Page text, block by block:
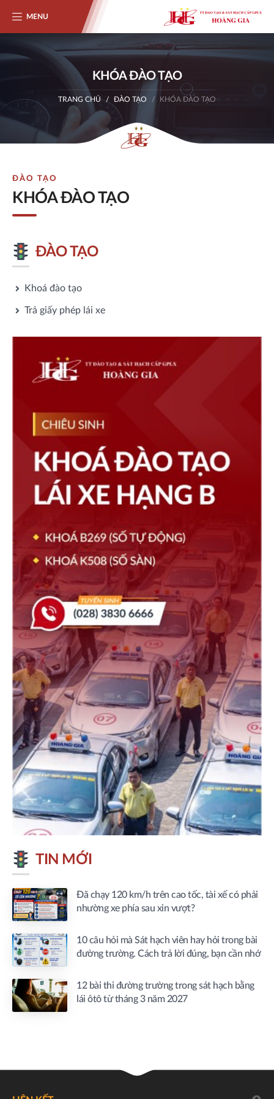
MENU
KHÓA ĐÀO TẠO
TRANG CHỦ ĐÀO TẠO KHÓA ĐÀO TẠO
ĐÀO TẠO
KHÓA ĐÀO TẠO
ĐÀO TẠO
Khoá đào tạo
Trả giấy phép lái xe
TIN MỚI
Đã chạy 120 km/h trên cao tốc, tài xế có phải
nhường xe phía sau xin vượt?
10 câu hỏi mà Sát hạch viên hay hỏi trong bài
đường trường. Cách trả lời đúng, bạn cần nhớ
12 bài thi đường trường trong sát hạch bằng
lái ôtô từ tháng 3 năm 2027